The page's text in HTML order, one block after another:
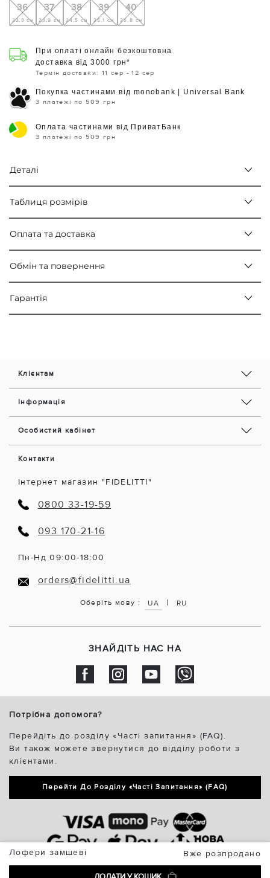
36
23,3 см
37
23,9 см
38
24,5 см
39
25,1 см
40
25,8 см
Лофери замшеві Вже розпродано
При оплаті онлайн безкоштовна
доставка від 3000 грн*
Термін доставки: 11 сер - 12 сер
Покупка частинами від monobank | Universal Bank
3 платежі по 509 грн
Оплата частинами від ПриватБанк
3 платежі по 509 грн
Деталі
Таблиця розмірів
Оплата та доставка
Обмін та повернення
Гарантія
Клієнтам
Інформація
Особистий кабінет
Контакти
Інтернет магазин "FIDELITTI"
0800 33-19-59
093 170-21-16
Пн-Нд 09:00-18:00
orders@fidelitti.ua
Оберіть мову : UA | RU
ЗНАЙДІТЬ НАС НА
Потрібна допомога?
Перейдіть до розділу «Часті запитання» (FAQ).
Ви також можете звернутися до відділу роботи з
клієнтами.
Перейти До Розділу «Часті Запитання» (FAQ)